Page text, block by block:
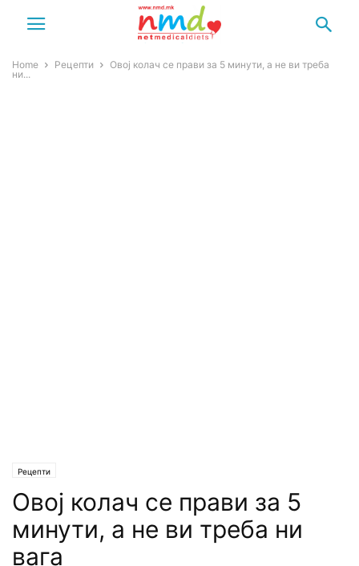
Home Рецепти
Oвој колач се прави за 5 минути, а не ви треба
ни...
Рецепти
Oвој колач се прави за 5
минути, а не ви треба ни
вага